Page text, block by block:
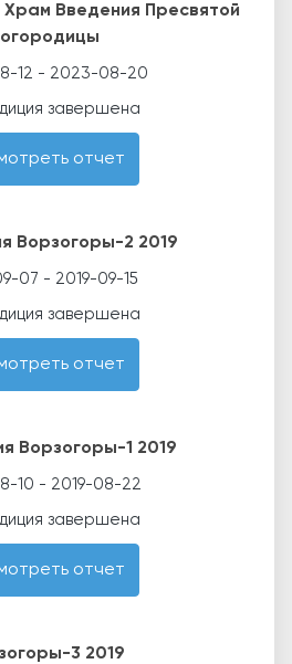
Введения Пресвятой
12 - 2023-08-20
завершена
отчет
Ворзогоры-2 2019
07 - 2019-09-15
завершена
отчет
Ворзогоры-1 2019
10 - 2019-08-22
завершена
отчет
3 2019